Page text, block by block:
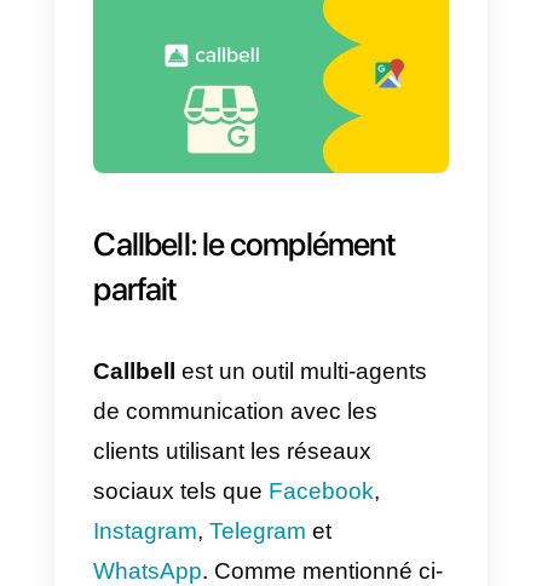
Ensuite, vous devez activer
l’option Messages et modifier
votre message de bienvenue.
Ainsi, les messages seront
activés et configurés dans votre
compte Google My Business.
Une fois que vous avez fait tout
cela. Lorsqu’une personne écrit à
votre compte Google My
Business. Ils recevront la
automatique que vous avez